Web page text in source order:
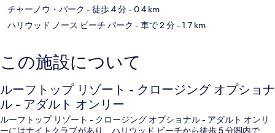
チャーノウ・パーク - 徒歩 4 分- 0.4 km
ハリウッド ノース ビーチ パーク - 車で 2 分- 1.7 km
この施設について
ルーフトップ リゾート - クロージング オプショナ
ル - アダルト オンリー
ルーフトップ リゾート - クロージング オプショナル - アダルト オンリ
ーにはナイトクラブがあり、ハリウッド ビーチから徒歩 5 分圏内で